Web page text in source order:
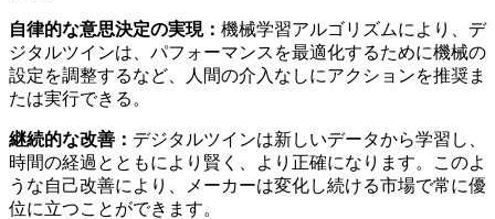
自律的な意思決定の実現： 機械学習アルゴリズムにより、デ
ジタルツインは、パフォーマンスを最適化するために機械の
設定を調整するなど、人間の介入なしにアクションを推奨ま
たは実行できる。
継続的な改善： デジタルツインは新しいデータから学習し、
時間の経過とともにより賢く、より正確になります。このよ
うな自己改善により、メーカーは変化し続ける市場で常に優
位に立つことができます。